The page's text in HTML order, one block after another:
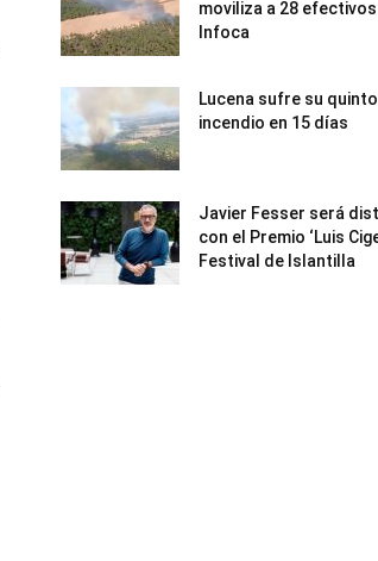
moviliza a 28 efectivos
Infoca
Lucena sufre su quinto
incendio en 15 días
Javier Fesser será
con el Premio ‘Luis
Festival de Islantilla